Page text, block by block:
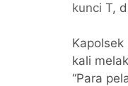
kunci T,
kali
“Para